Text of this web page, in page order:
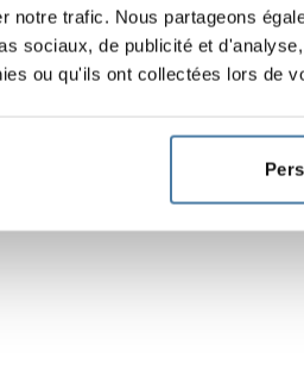
notre trafic. Nous partageons
sociaux, de publicité et
ou qu'ils ont collectées lors de